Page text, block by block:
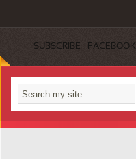
SUBSCRIBE FACEBOOK